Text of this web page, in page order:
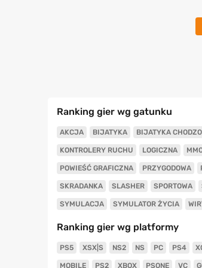
Ranking gier wg gatunku
AKCJA BIJATYKA BIJATYKA
KONTROLERY RUCHU LOGICZNA
POWIEŚĆ GRAFICZNA PRZYGODOWA
SKRADANKA SLASHER SPORTOWA
SYMULACJA SYMULATOR ŻYCIA
Ranking gier wg platformy
PS5 XSX|S NS2 NS PC PS4
MOBILE PS2 XBOX PSONE VC